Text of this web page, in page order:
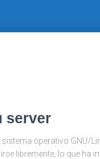
server
operativo GNU/
libremente, lo que ha